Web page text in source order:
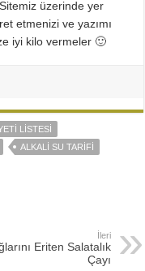
üzerinde yer
etmenizi ve yazımı
iyi kilo vermeler 🙂
LISTESI
ALKALI SU TARIFI
İleri
Eriten Salatalık
Çayı